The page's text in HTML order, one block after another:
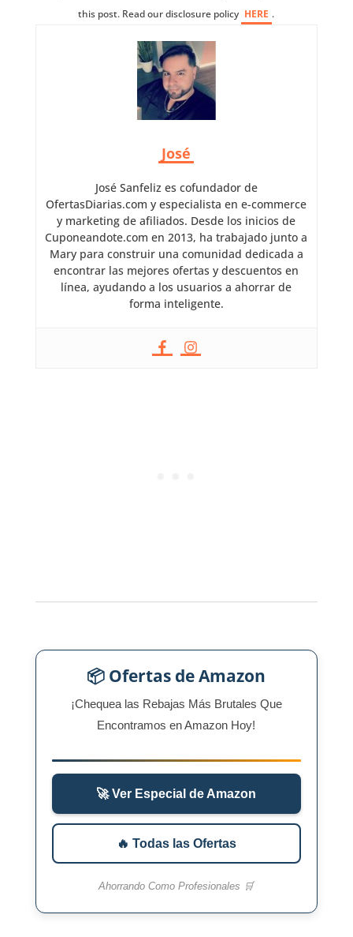
this post. Read our disclosure policy HERE .
José
José Sanfeliz es cofundador de
OfertasDiarias.com y especialista en e-commerce
y marketing de afiliados. Desde los inicios de
Cuponeandote.com en 2013, ha trabajado junto a
Mary para construir una comunidad dedicada a
encontrar las mejores ofertas y descuentos en
línea, ayudando a los usuarios a ahorrar de
forma inteligente.
📦 Ofertas de Amazon
¡Chequea las Rebajas Más Brutales Que
Encontramos en Amazon Hoy!
🚀 Ver Especial de Amazon
🔥 Todas las Ofertas
Ahorrando Como Profesionales 🛒